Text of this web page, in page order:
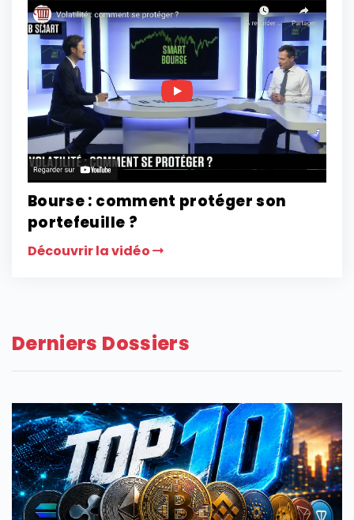
Bourse : comment protéger son
portefeuille ?
Découvrir la vidéo
Derniers Dossiers